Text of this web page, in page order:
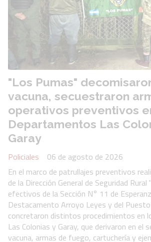
"Los Pumas"
vacuna, secuestraron
operativos preventivos
Departamentos Las
Garay
Policiales
06 de agosto de 2026
En el marco de patrullajes preventivos
de la Dirección General de Seguridad
efectivos de la Sección N° 11 de
Destacamento Arroyo Leyes y del Puesto
concretaron distintos procedimientos en
Las Colonias y Garay, que derivaron en el
vacuna, armas de fuego, cartuchería y